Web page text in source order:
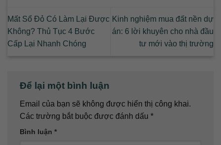
Mất Sổ Đỏ Có Làm Lại Được
Không? Thủ Tục 4 Bước
Cấp Lại Nhanh Chóng
Kinh nghiệm mua đất nền dự
án: 6 lời khuyên cho nhà đầu
tư mới vào thị trường
Để lại một bình luận
Email của bạn sẽ không được hiển thị công khai.
Các trường bắt buộc được đánh dấu *
Bình luận *